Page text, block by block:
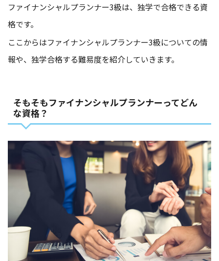
ファイナンシャルプランナー3級は、独学で合格できる資
格です。
ここからはファイナンシャルプランナー3級についての情
報や、独学合格する難易度を紹介していきます。
そもそもファイナンシャルプランナーってどん
な資格？